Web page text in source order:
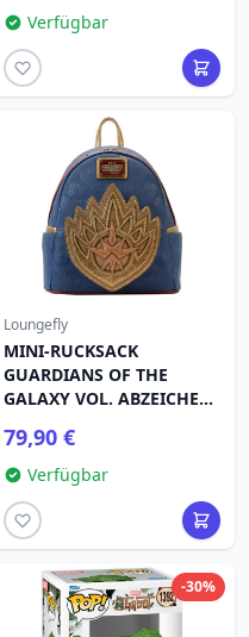
Verfügbar
Loungefly
MINI-RUCKSACK
GUARDIANS OF THE
GALAXY VOL. ABZEICHEN
MARVEL LOUNGEFLY
79,90 €
Verfügbar
-30%